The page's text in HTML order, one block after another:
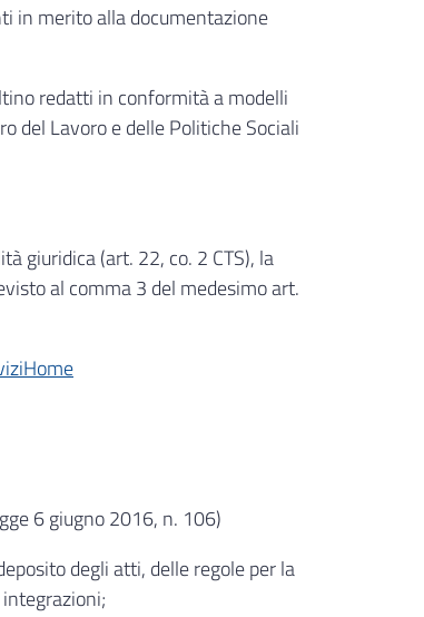
in merito alla documentazione
redatti in conformità a modelli
del Lavoro e delle Politiche Sociali
giuridica (art. 22, co. 2 CTS), la
al comma 3 del medesimo art.
6 giugno 2016, n. 106)
degli atti, delle regole per la